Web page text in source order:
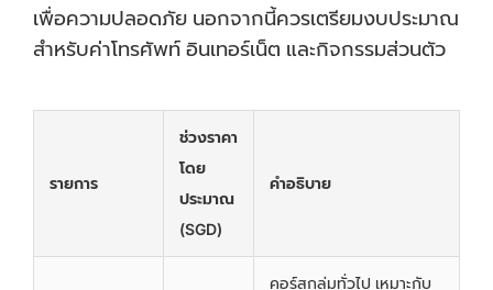
เพื่อความปลอดภัย นอกจากนี้ควรเตรียมงบประมาณ
สำหรับค่าโทรศัพท์ อินเทอร์เน็ต และกิจกรรมส่วนตัว
รายการ
ช่วงราคา
โดย
ประมาณ
(SGD)
คำอธิบาย
คอร์สกลุ่มทั่วไป เหมาะกับ